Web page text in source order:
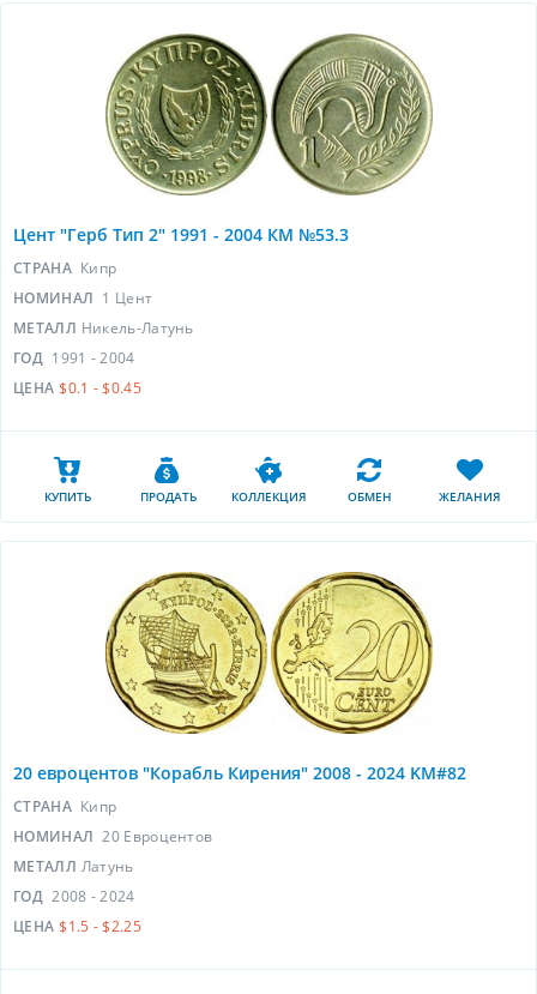
Цент "Герб Тип 2" 1991 - 2004 КМ №53.3
СТРАНА Кипр
НОМИНАЛ 1 Цент
МЕТАЛЛ Никель-Латунь
ГОД 1991 - 2004
ЦЕНА $0.1 - $0.45
КУПИТЬ ПРОДАТЬ КОЛЛЕКЦИЯ ОБМЕН ЖЕЛАНИЯ
20 евроцентов "Корабль Кирения" 2008 - 2024 KM#82
СТРАНА Кипр
НОМИНАЛ 20 Евроцентов
МЕТАЛЛ Латунь
ГОД 2008 - 2024
ЦЕНА $1.5 - $2.25